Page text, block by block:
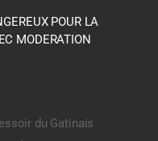
POUR LA
MODERATION
du Gatinais